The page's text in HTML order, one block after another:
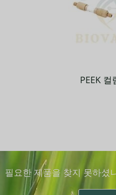
PEEK 컬
필요한 제품을 찾지 못하셨